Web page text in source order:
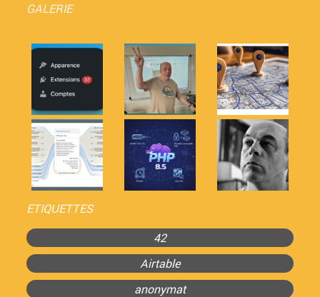
GALERIE
ETIQUETTES
42
Airtable
anonymat